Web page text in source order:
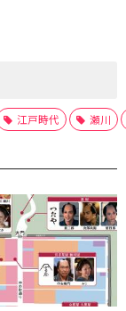
江戸時代 瀬川